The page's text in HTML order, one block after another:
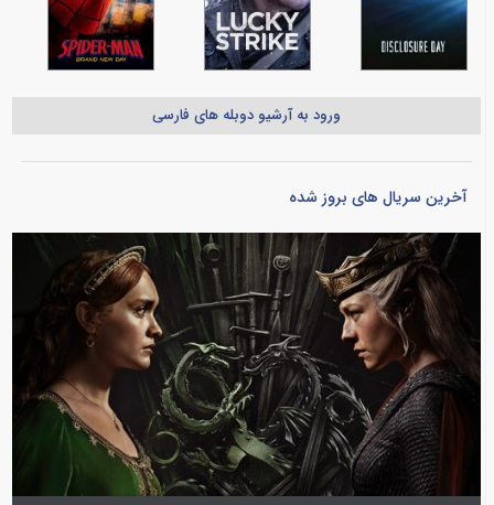
ورود به آرشیو دوبله های فارسی
آخرین سریال های بروز شده